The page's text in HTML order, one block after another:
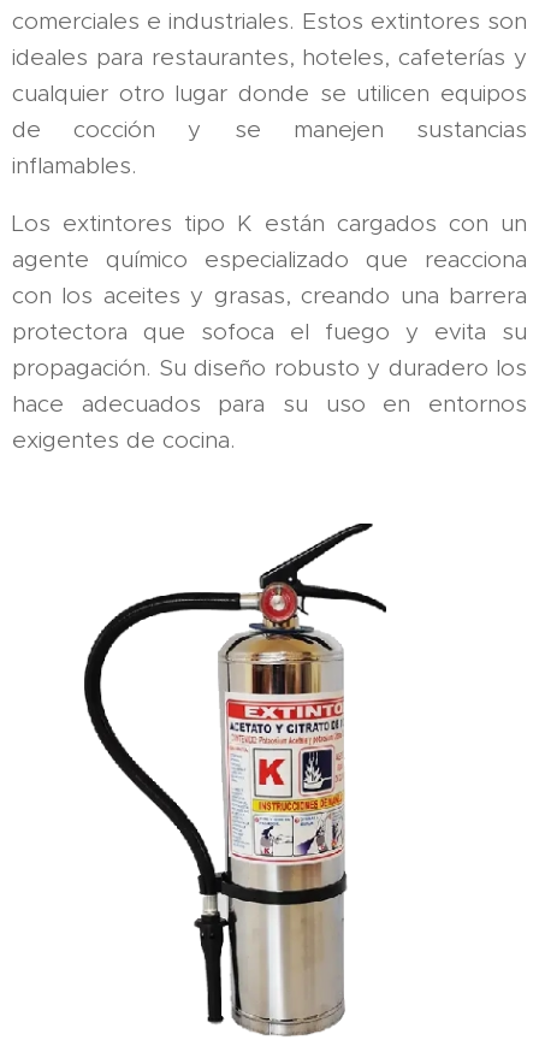
comerciales e industriales. Estos extintores son
ideales para restaurantes, hoteles, cafeterías y
cualquier otro lugar donde se utilicen equipos
de cocción y se manejen sustancias
inflamables.
Los extintores tipo K están cargados con un
agente químico especializado que reacciona
con los aceites y grasas, creando una barrera
protectora que sofoca el fuego y evita su
propagación. Su diseño robusto y duradero los
hace adecuados para su uso en entornos
exigentes de cocina.